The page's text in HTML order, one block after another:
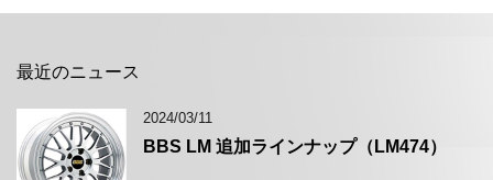
最近のニュース
2024/03/11
BBS LM 追加ラインナップ（LM474）